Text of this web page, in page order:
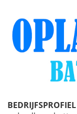
BEDRIJFSPROFIEL